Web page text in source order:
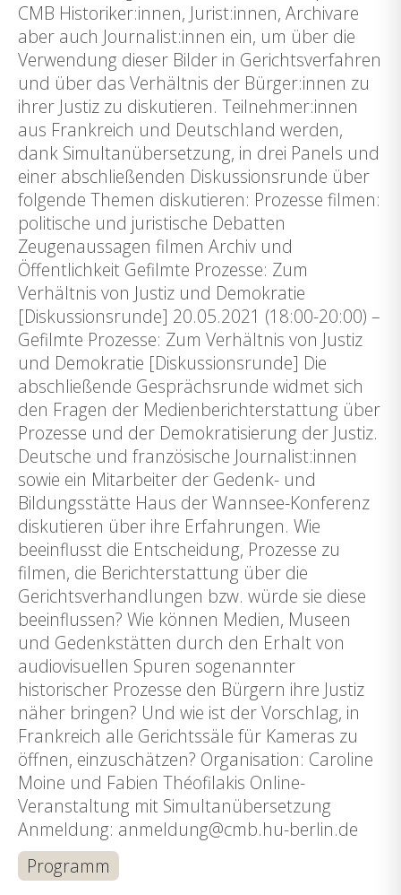
CMB Historiker:innen, Jurist:innen, Archivare
aber auch Journalist:innen ein, um über die
Verwendung dieser Bilder in Gerichtsverfahren
und über das Verhältnis der Bürger:innen zu
ihrer Justiz zu diskutieren. Teilnehmer:innen
aus Frankreich und Deutschland werden,
dank Simultanübersetzung, in drei Panels und
einer abschließenden Diskussionsrunde über
folgende Themen diskutieren: Prozesse filmen:
politische und juristische Debatten
Zeugenaussagen filmen Archiv und
Öffentlichkeit Gefilmte Prozesse: Zum
Verhältnis von Justiz und Demokratie
[Diskussionsrunde] 20.05.2021 (18:00-20:00) –
Gefilmte Prozesse: Zum Verhältnis von Justiz
und Demokratie [Diskussionsrunde] Die
abschließende Gesprächsrunde widmet sich
den Fragen der Medienberichterstattung über
Prozesse und der Demokratisierung der Justiz.
Deutsche und französische Journalist:innen
sowie ein Mitarbeiter der Gedenk- und
Bildungsstätte Haus der Wannsee-Konferenz
diskutieren über ihre Erfahrungen. Wie
beeinflusst die Entscheidung, Prozesse zu
filmen, die Berichterstattung über die
Gerichtsverhandlungen bzw. würde sie diese
beeinflussen? Wie können Medien, Museen
und Gedenkstätten durch den Erhalt von
audiovisuellen Spuren sogenannter
historischer Prozesse den Bürgern ihre Justiz
näher bringen? Und wie ist der Vorschlag, in
Frankreich alle Gerichtssäle für Kameras zu
öffnen, einzuschätzen? Organisation: Caroline
Moine und Fabien Théofilakis Online-
Veranstaltung mit Simultanübersetzung
Anmeldung: anmeldung@cmb.hu-berlin.de
Programm